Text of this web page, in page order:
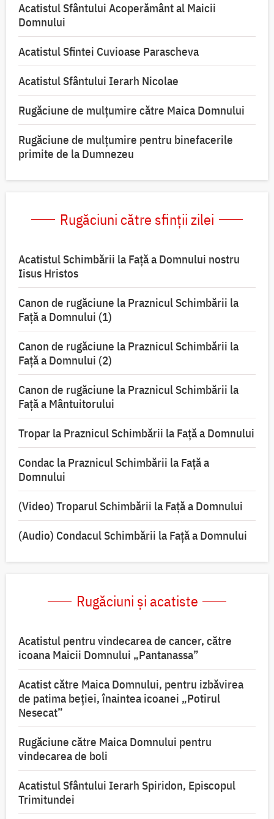
Acatistul Sfântului Acoperământ al Maicii
Domnului
Acatistul Sfintei Cuvioase Parascheva
Acatistul Sfântului Ierarh Nicolae
Rugăciune de mulţumire către Maica Domnului
Rugăciune de mulțumire pentru binefacerile
primite de la Dumnezeu
Rugăciuni către sfinții zilei
Acatistul Schimbării la Faţă a Domnului nostru
Iisus Hristos
Canon de rugăciune la Praznicul Schimbării la
Faţă a Domnului (1)
Canon de rugăciune la Praznicul Schimbării la
Faţă a Domnului (2)
Canon de rugăciune la Praznicul Schimbării la
Față a Mântuitorului
Tropar la Praznicul Schimbării la Faţă a Domnului
Condac la Praznicul Schimbării la Faţă a
Domnului
(Video) Troparul Schimbării la Față a Domnului
(Audio) Condacul Schimbării la Față a Domnului
Rugăciuni și acatiste
Acatistul pentru vindecarea de cancer, către
icoana Maicii Domnului „Pantanassa”
Acatist către Maica Domnului, pentru izbăvirea
de patima beției, înaintea icoanei „Potirul
Nesecat”
Rugăciune către Maica Domnului pentru
vindecarea de boli
Acatistul Sfântului Ierarh Spiridon, Episcopul
Trimitundei